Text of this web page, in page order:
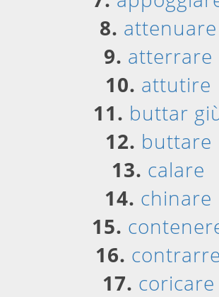
8. attenuare
9. atterrare
10. attutire
11. buttar
12. buttare
13. calare
14. chinare
15.
16. contrarre
17. coricare